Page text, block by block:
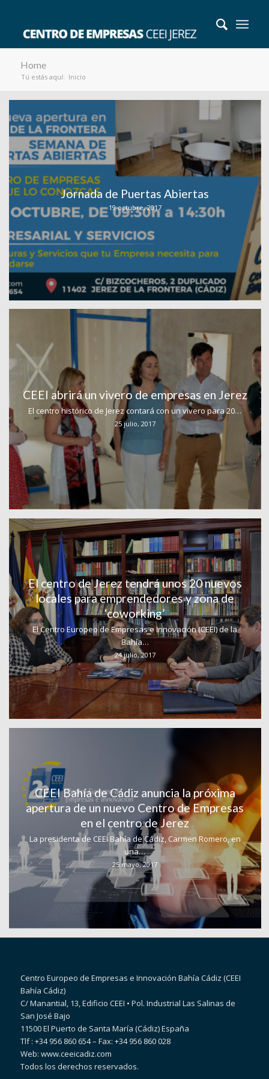
Home
Tú estás aquí: Inicio
Jornada de Puertas Abiertas
19 octubre, 2017
CEEI abrirá un vivero de empresas en Jerez
El centro histórico de Jerez contará con un vivero para 20…
25 julio, 2017
El centro de Jerez tendrá unos 20 nuevos
locales para emprendedores y zona de
‘coworking’
El Centro Europeo de Empresas e Innovación (CEEI) de la
Bahía…
24 julio, 2017
CEEI Bahía de Cádiz anuncia la próxima
apertura de un nuevo Centro de Empresas
en el centro de Jerez
La presidenta de CEEI Bahía de Cádiz, Carmen Romero, en
una…
25 mayo, 2017
Centro Europeo de Empresas e Innovación Bahía Cádiz (CEEI
Bahía Cádiz)
C/ Manantial, 13, Edificio CEEI • Pol. Industrial Las Salinas de
San José Bajo
11500 El Puerto de Santa María (Cádiz) España
Tlf : +34 956 860 654 – Fax: +34 956 860 028
Web: www.ceeicadiz.com
Todos los derechos reservados.